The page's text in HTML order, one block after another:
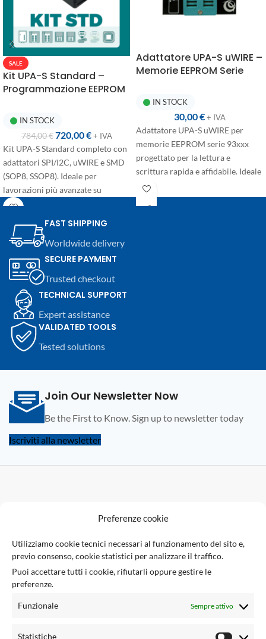
Preferenze cookie
Utilizziamo cookie tecnici necessari al funzionamento del sito e,
previo consenso, cookie statistici per analizzare il traffico.
Puoi accettare tutti i cookie, rifiutarli oppure gestire le
preferenze.
Funzionale Sempre attivo
Statistiche
SALE
Kit UPA-S Standard –
Programmazione EEPROM
IN STOCK
784,00€ 720,00€ + IVA
Kit UPA-S Standard completo con
adattatori SPI/I2C, uWIRE e SMD
(SOP8, SSOP8). Ideale per
lavorazioni più avanzate su
EEPROM.
Adattatore UPA-S uWIRE –
Memorie EEPROM Serie
IN STOCK
30,00€ + IVA
Adattatore UPA-S uWIRE per
memorie EEPROM serie 93xxx
progettato per la lettura e
scrittura rapida e affidabile. Ideale
per utilizzo su banco in ambito
automotive ed elettronico.
FAST SHIPPING
Worldwide delivery
SECURE PAYMENT
Trusted checkout
TECHNICAL SUPPORT
Expert assistance
VALIDATED TOOLS
Tested solutions
Join Our Newsletter Now
Be the First to Know. Sign up to newsletter today
Iscriviti alla newsletter
73010 Sogliano Cavour (LE), Italia
info@tsecengineering.com
LINK UTILI